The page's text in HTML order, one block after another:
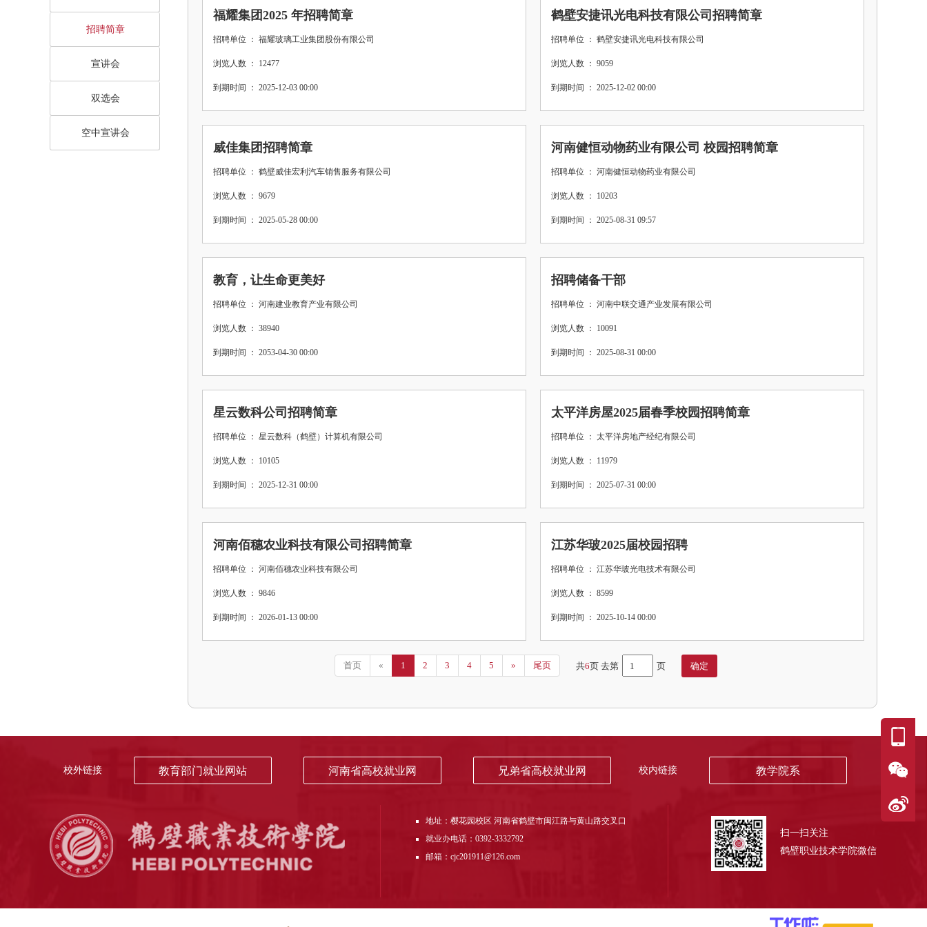
招聘简章
宣讲会
双选会
空中宣讲会
福耀集团2025 年招聘简章
招聘单位 ： 福耀玻璃工业集团股份有限公司
浏览人数 ： 12477
到期时间 ： 2025-12-03 00:00
鹤壁安捷讯光电科技有限公司招聘简章
招聘单位 ： 鹤壁安捷讯光电科技有限公司
浏览人数 ： 9059
到期时间 ： 2025-12-02 00:00
威佳集团招聘简章
招聘单位 ： 鹤壁威佳宏利汽车销售服务有限公司
浏览人数 ： 9679
到期时间 ： 2025-05-28 00:00
河南健恒动物药业有限公司 校园招聘简章
招聘单位 ： 河南健恒动物药业有限公司
浏览人数 ： 10203
到期时间 ： 2025-08-31 09:57
教育，让生命更美好
招聘单位 ： 河南建业教育产业有限公司
浏览人数 ： 38940
到期时间 ： 2053-04-30 00:00
招聘储备干部
招聘单位 ： 河南中联交通产业发展有限公司
浏览人数 ： 10091
到期时间 ： 2025-08-31 00:00
星云数科公司招聘简章
招聘单位 ： 星云数科（鹤壁）计算机有限公司
浏览人数 ： 10105
到期时间 ： 2025-12-31 00:00
太平洋房屋2025届春季校园招聘简章
招聘单位 ： 太平洋房地产经纪有限公司
浏览人数 ： 11979
到期时间 ： 2025-07-31 00:00
河南佰穗农业科技有限公司招聘简章
招聘单位 ： 河南佰穗农业科技有限公司
浏览人数 ： 9846
到期时间 ： 2026-01-13 00:00
江苏华玻2025届校园招聘
招聘单位 ： 江苏华玻光电技术有限公司
浏览人数 ： 8599
到期时间 ： 2025-10-14 00:00
首页 « 1 2 3 4 5 » 尾页 共6页 去第 页
校外链接 教育部门就业网站 河南省高校就业网 兄弟省高校就业网 校内链接 教学院系
地址：樱花园校区 河南省鹤壁市闽江路与黄山路交叉口
就业办电话：0392-3332792
邮箱：cjc201911@126.com
扫一扫关注
鹤壁职业技术学院微信